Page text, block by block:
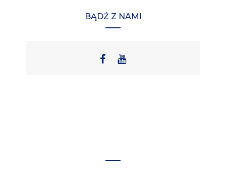
BĄDŹ Z NAMI